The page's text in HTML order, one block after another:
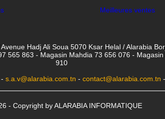
Meilleures ventes
Hadj Ali Soua 5070 Ksar Helal / Alarabia
565 863 - Magasin Mahdia 73 656 076 -
910
- s.a.v@alarabia.com.tn - contact@alarabia.com.tn -
- Copyright by ALARABIA INFORMATIQUE